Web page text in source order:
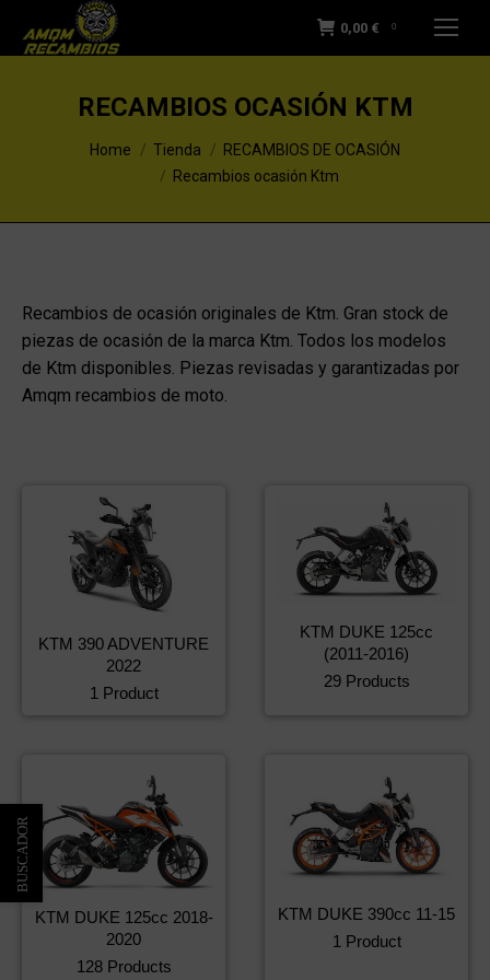
0,00 € 0
RECAMBIOS OCASIÓN KTM
You are here:Home Tienda
RECAMBIOS DE OCASIÓN
Recambios ocasión Ktm
Recambios de ocasión originales de Ktm. Gran stock de
piezas de ocasión de la marca Ktm. Todos los modelos
de Ktm disponibles. Piezas revisadas y garantizadas por
Amqm recambios de moto.
KTM 390 ADVENTURE
2022
1 Product
KTM DUKE 125cc
(2011-2016)
29 Products
KTM DUKE 125cc 2018-
2020
128 Products
KTM DUKE 390cc 11-15
1 Product